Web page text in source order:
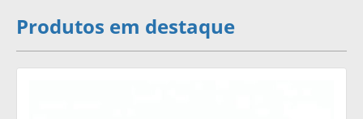
Produtos em destaque